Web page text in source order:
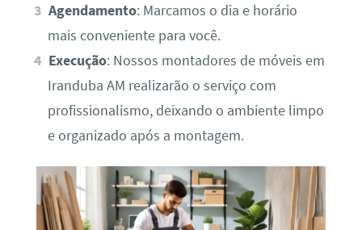
Agendamento: Marcamos o dia e horário
mais conveniente para você.
Execução: Nossos montadores de móveis em
Iranduba AM realizarão o serviço com
profissionalismo, deixando o ambiente limpo
e organizado após a montagem.